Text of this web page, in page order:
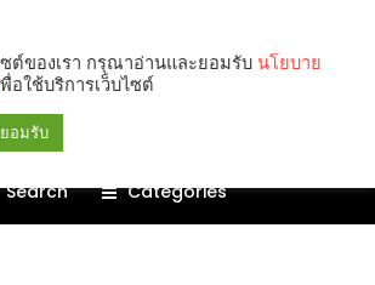
Search Categories
ซต์ของเรา กรุณาอ่านและยอมรับ นโยบาย
พื่อใช้บริการเว็บไซต์
ยอมรับ